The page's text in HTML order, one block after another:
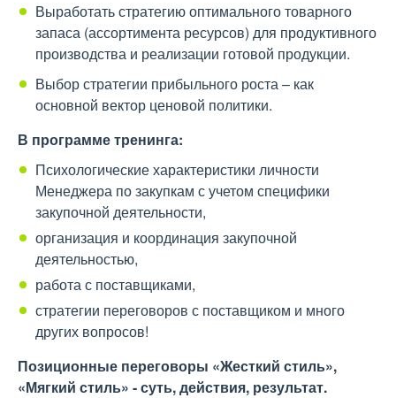
Выработать стратегию оптимального товарного
запаса (ассортимента ресурсов) для продуктивного
производства и реализации готовой продукции.
Выбор стратегии прибыльного роста – как
основной вектор ценовой политики.
В программе тренинга:
Психологические характеристики личности
Менеджера по закупкам с учетом специфики
закупочной деятельности,
организация и координация закупочной
деятельностью,
работа с поставщиками,
стратегии переговоров с поставщиком и много
других вопросов!
Позиционные переговоры «Жесткий стиль»,
«Мягкий стиль» - суть, действия, результат.